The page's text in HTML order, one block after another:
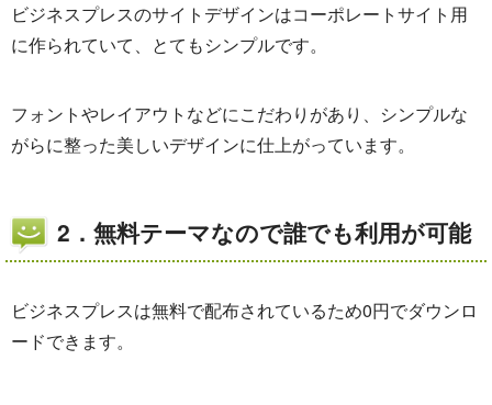
ビジネスプレスのサイトデザインはコーポレートサイト用
に作られていて、とてもシンプルです。
フォントやレイアウトなどにこだわりがあり、シンプルな
がらに整った美しいデザインに仕上がっています。
2．無料テーマなので誰でも利用が可能
ビジネスプレスは無料で配布されているため0円でダウンロ
ードできます。